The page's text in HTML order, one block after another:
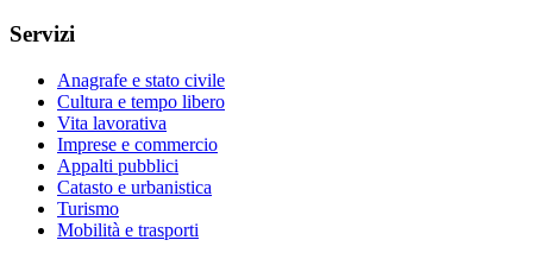
Servizi
Anagrafe e stato civile
Cultura e tempo libero
Vita lavorativa
Imprese e commercio
Appalti pubblici
Catasto e urbanistica
Turismo
Mobilità e trasporti